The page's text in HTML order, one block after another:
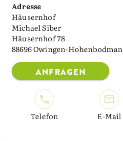
Adresse
Häusernhof
Michael Siber
Häusernhof 78
88696 Owingen-Hohenbodman
ANFRAGEN
Telefon E-Mail